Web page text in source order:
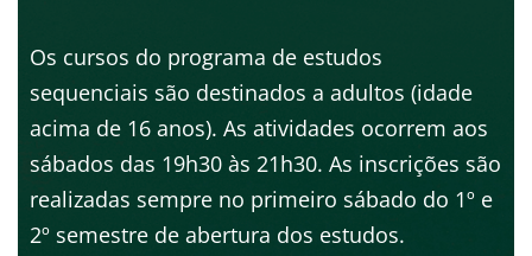
Os cursos do programa de estudos
sequenciais são destinados a adultos (idade
acima de 16 anos). As atividades ocorrem aos
sábados das 19h30 às 21h30. As inscrições são
realizadas sempre no primeiro sábado do 1º e
2º semestre de abertura dos estudos.